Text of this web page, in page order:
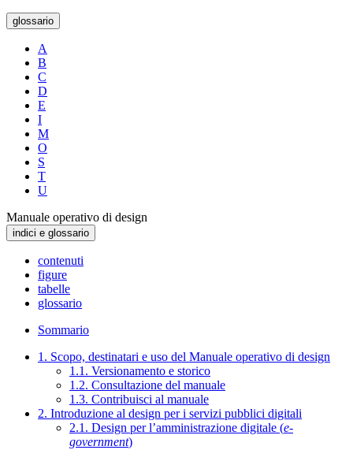
glossario
A
B
C
D
E
I
M
O
S
T
U
Manuale operativo di design
indici e glossario
contenuti
figure
tabelle
glossario
Sommario
1. Scopo, destinatari e uso del Manuale operativo di design
1.1. Versionamento e storico
1.2. Consultazione del manuale
1.3. Contribuisci al manuale
2. Introduzione al design per i servizi pubblici digitali
2.1. Design per l’amministrazione digitale (e-
government)